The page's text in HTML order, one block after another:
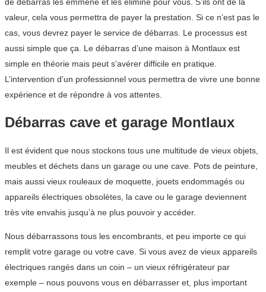
valeur, cela vous permettra de payer la prestation. Si ce n’est pas le
cas, vous devrez payer le service de débarras. Le processus est
aussi simple que ça. Le débarras d’une maison à Montlaux est
simple en théorie mais peut s’avérer difficile en pratique.
L’intervention d’un professionnel vous permettra de vivre une bonne
expérience et de répondre à vos attentes.
Débarras cave et garage Montlaux
Il est évident que nous stockons tous une multitude de vieux objets,
meubles et déchets dans un garage ou une cave. Pots de peinture,
mais aussi vieux rouleaux de moquette, jouets endommagés ou
appareils électriques obsolètes, la cave ou le garage deviennent
très vite envahis jusqu’à ne plus pouvoir y accéder.
Nous débarrassons tous les encombrants, et peu importe ce qui
remplit votre garage ou votre cave. Si vous avez de vieux appareils
électriques rangés dans un coin – un vieux réfrigérateur par
exemple – nous pouvons vous en débarrasser et, plus important